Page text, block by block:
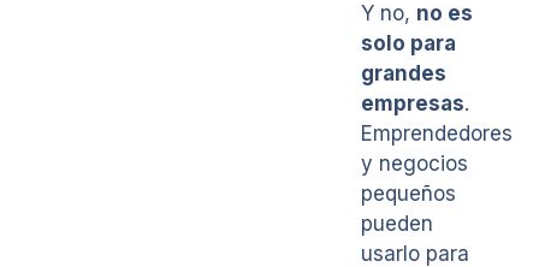
Y no, no es
solo para
grandes
empresas.
Emprendedores
y negocios
pequeños
pueden
usarlo para